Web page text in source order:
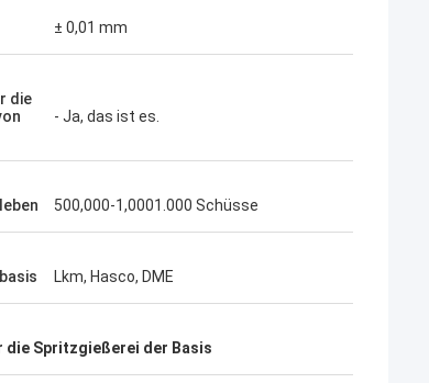
so
± 0,01 mm
die
- Ja, das ist es.
500,000-1,0001.000 Schüsse
Lkm, Hasco, DME
die Spritzgießerei der Basis